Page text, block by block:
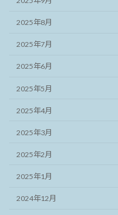
2025年8月
2025年7月
2025年6月
2025年5月
2025年4月
2025年3月
2025年2月
2025年1月
2024年12月